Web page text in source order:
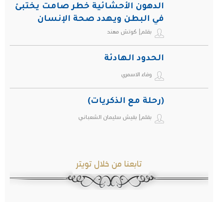
الدهون الأحشائية خطر صامت يختبئ
في البطن ويهدد صحة الإنسان
بقلم| كوتش مهند
الحدود الهادئة
وفاء الاسمري
(رحلة مع الذكريات)
بقلم| بقيش سليمان الشعباني
تابعنا من خلال تويتر